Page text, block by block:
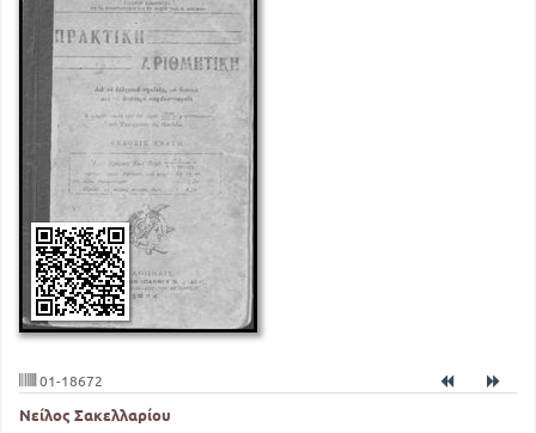
01-18672
Νείλος Σακελλαρίου